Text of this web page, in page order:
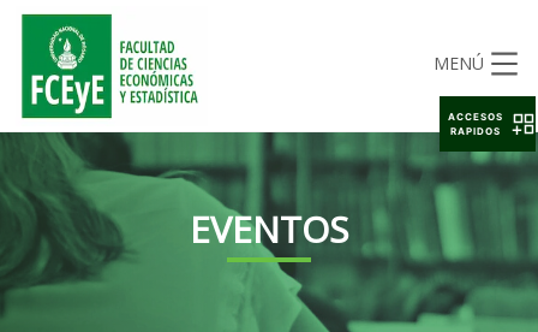
MENÚ
EVENTOS
ACCESOS
RAPIDOS